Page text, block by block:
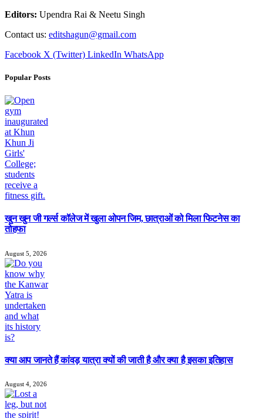
Editors: Upendra Rai & Neetu Singh
Contact us: editshagun@gmail.com
Facebook X (Twitter) LinkedIn WhatsApp
Popular Posts
खुन खुन जी गर्ल्स कॉलेज में खुला ओपन जिम, छात्राओं को मिला फिटनेस का
तोहफा
August 5, 2026
क्या आप जानते हैं कांवड़ यात्रा क्यों की जाती है और क्या है इसका इतिहास
August 4, 2026